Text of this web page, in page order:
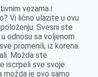
vezama i
Vi lično ulazite u ovu
Svesni ste
odnosu sa voljenom
promenili, iz korena.
Možda ste
iscrpeli sve svoje
možda je ovo samo